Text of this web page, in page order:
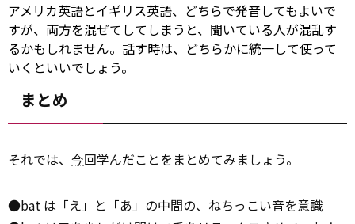
アメリカ英語とイギリス英語、どちらで発音してもよいで
すが、両方を混ぜてしてしまうと、聞いている人が混乱す
るかもしれません。話す時は、どちらかに統一して使って
いくといいでしょう。
まとめ
それでは、 今回学んだことをまとめてみましょう。
●bat は「え」と「あ」の中間の、ねちっこい音を意識